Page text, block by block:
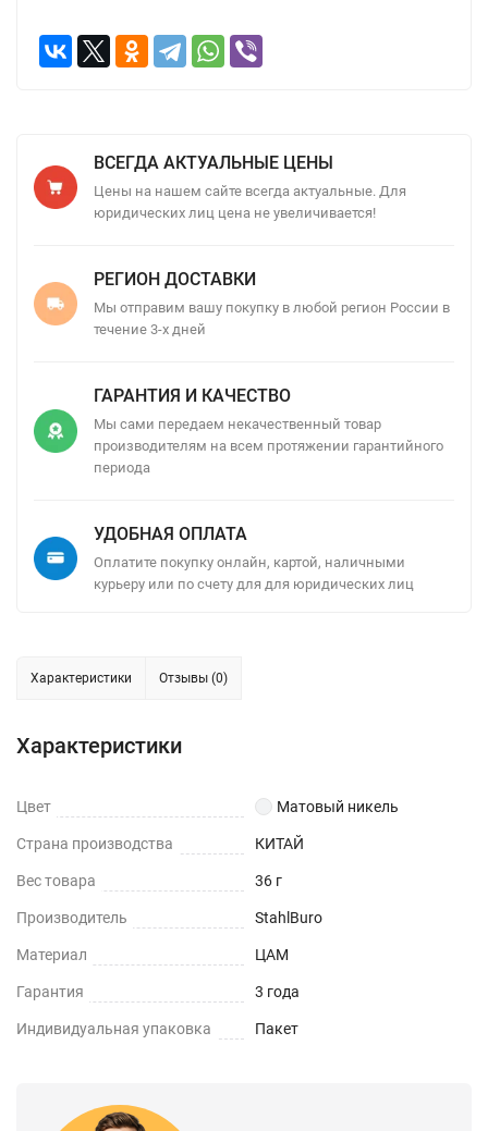
ВСЕГДА АКТУАЛЬНЫЕ ЦЕНЫ
Цены на нашем сайте всегда актуальные. Для
юридических лиц цена не увеличивается!
РЕГИОН ДОСТАВКИ
Мы отправим вашу покупку в любой регион России в
течение 3-х дней
ГАРАНТИЯ И КАЧЕСТВО
Мы сами передаем некачественный товар
производителям на всем протяжении гарантийного
периода
УДОБНАЯ ОПЛАТА
Оплатите покупку онлайн, картой, наличными
курьеру или по счету для для юридических лиц
Характеристики Отзывы (0)
Характеристики
Цвет Матовый никель
Страна производства КИТАЙ
Вес товара 36 г
Производитель StahlBuro
Материал ЦАМ
Гарантия 3 года
Индивидуальная упаковка Пакет